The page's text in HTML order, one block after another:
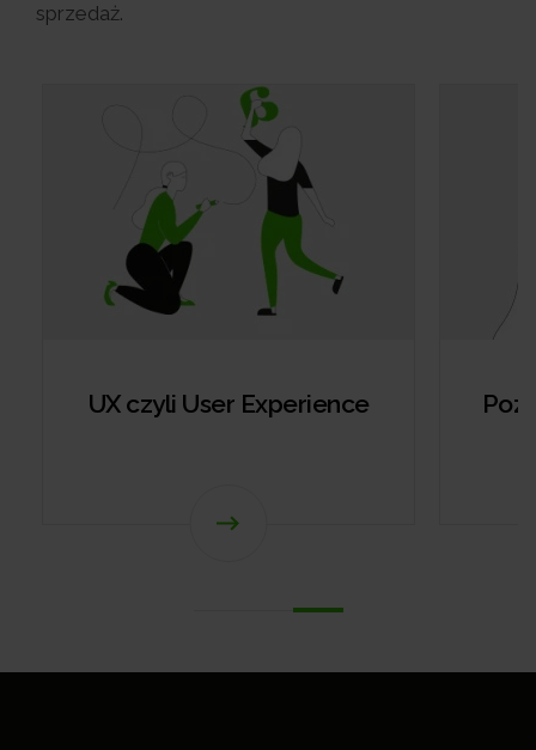
sprzedaż.
UX czyli User Experience